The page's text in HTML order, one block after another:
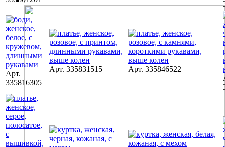
Арт.
335816305
Арт. 335831515
Арт. 335846522